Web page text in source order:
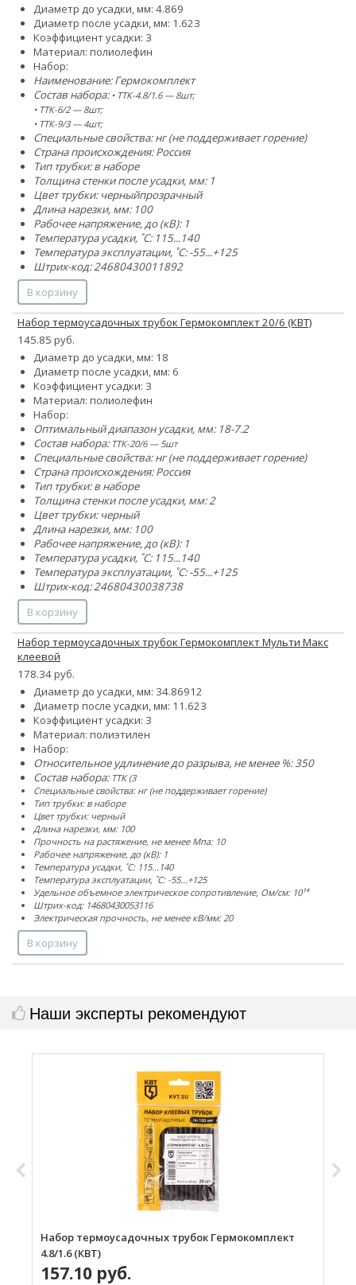
Диаметр до усадки, мм: 4.869
Диаметр после усадки, мм: 1.623
Коэффициент усадки: 3
Материал: полиолефин
Набор:
Наименование: Гермокомплект
Состав набора: • ТТК-4.8/1.6 — 8шт;
• ТТК-6/2 — 8шт;
• ТТК-9/3 — 4шт;
Специальные свойства: нг (не поддерживает горение)
Страна происхождения: Россия
Тип трубки: в наборе
Толщина стенки после усадки, мм: 1
Цвет трубки: черныйпрозрачный
Длина нарезки, мм: 100
Рабочее напряжение, до (кВ): 1
Температура усадки, ˚С: 115...140
Температура эксплуатации, ˚С: -55...+125
Штрих-код: 24680430011892
В корзину
Набор термоусадочных трубок Гермокомплект 20/6 (КВТ)
145.85 руб.
Диаметр до усадки, мм: 18
Диаметр после усадки, мм: 6
Коэффициент усадки: 3
Материал: полиолефин
Набор:
Оптимальный диапазон усадки, мм: 18-7.2
Состав набора: ТТК-20/6 — 5шт
Специальные свойства: нг (не поддерживает горение)
Страна происхождения: Россия
Тип трубки: в наборе
Толщина стенки после усадки, мм: 2
Цвет трубки: черный
Длина нарезки, мм: 100
Рабочее напряжение, до (кВ): 1
Температура усадки, ˚С: 115...140
Температура эксплуатации, ˚С: -55...+125
Штрих-код: 24680430038738
В корзину
Набор термоусадочных трубок Гермокомплект Мульти Макс
клеевой
178.34 руб.
Диаметр до усадки, мм: 34.86912
Диаметр после усадки, мм: 1 1.623
Коэффициент усадки: 3
Материал: полиэтилен
Набор:
Относительное удлинение до разрыва, не менее %: 350
Состав набора: ТТК (3
Специальные свойства: нг (не поддерживает горение)
Тип трубки: в наборе
Цвет трубки: черный
Длина нарезки, мм: 100
Прочность на растяжение, не менее Мпа: 10
Рабочее напряжение, до (кВ): 1
Температура усадки, ˚С: 115...140
Температура эксплуатации, ˚С: -55...+125
Удельное объемное электрическое сопротивление, Ом/см: 10¹⁴
Штрих-код: 14680430053116
Электрическая прочность, не менее кВ/мм: 20
В корзину
Наши эксперты рекомендуют
Набор термоусадочных трубок Гермокомплект
4.8/1.6 (КВТ)
157.10 руб.